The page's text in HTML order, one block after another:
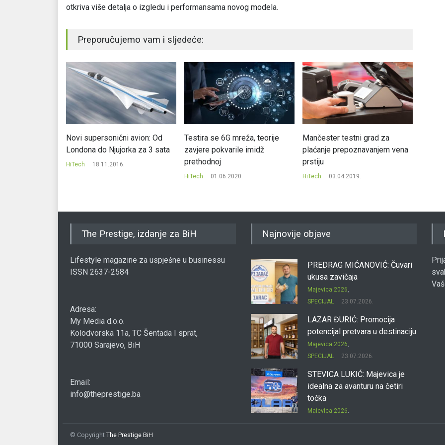
otkriva više detalja o izgledu i performansama novog modela.
Preporučujemo vam i sljedeće:
Novi supersonični avion: Od
Londona do Njujorka za 3 sata
HiTech 18.11.2016.
Testira se 6G mreža, teorije
zavjere pokvarile imidž
prethodnoj
HiTech 01.06.2020.
Mančester testni grad za
plaćanje prepoznavanjem vena
prstiju
HiTech 03.04.2019.
The Prestige, izdanje za BiH
Lifestyle magazine za uspješne u businessu
ISSN 2637-2584
Adresa:
My Media d.o.o.
Kolodvorska 11a, TC Šentada I sprat,
71000 Sarajevo, BiH
Email:
info@theprestige.ba
Najnovije objave
PREDRAG MIĆANOVIĆ: Čuvari
ukusa zavičaja
Majevica 2026
SPECIJAL
23.07.2026.
LAZAR ĐURIĆ: Promocija
potencijal pretvara u destinaciju
Majevica 2026
SPECIJAL
23.07.2026.
STEVICA LUKIĆ: Majevica je
idealna za avanturu na četiri
točka
Majevica 2026
© Copyright The Prestige BiH